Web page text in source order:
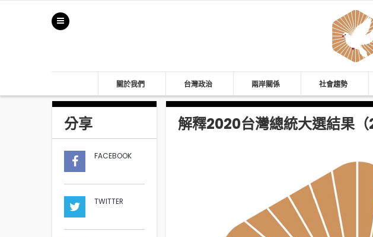
關於我們 台灣政治 兩岸關係 社會趨勢
分享
FACEBOOK
TWITTER
解釋2020台灣總統大選結果（